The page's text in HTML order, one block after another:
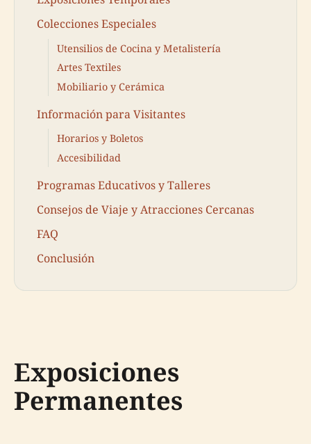
Colecciones Especiales
Utensilios de Cocina y Metalistería
Artes Textiles
Mobiliario y Cerámica
Información para Visitantes
Horarios y Boletos
Accesibilidad
Programas Educativos y Talleres
Consejos de Viaje y Atracciones Cercanas
FAQ
Conclusión
Exposiciones
Permanentes